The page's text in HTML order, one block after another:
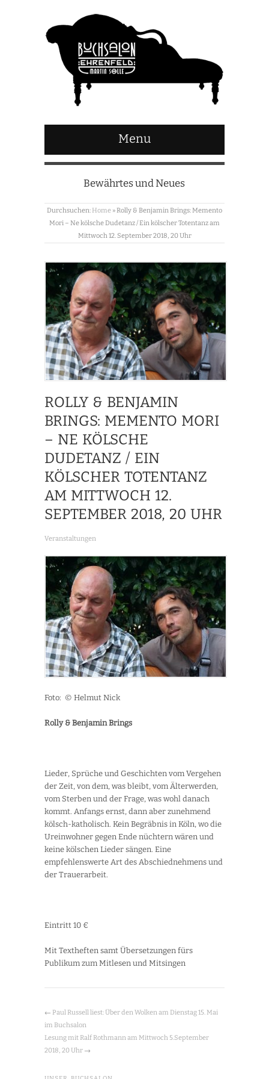
Menu
Bewährtes und Neues
Durchsuchen: Home »Rolly & Benjamin Brings: Memento
Mori – Ne kölsche Dudetanz / Ein kölscher Totentanz am
Mittwoch 12. September 2018, 20 Uhr
ROLLY & BENJAMIN
BRINGS: MEMENTO MORI
– NE KÖLSCHE
DUDETANZ / EIN
KÖLSCHER TOTENTANZ
AM MITTWOCH 12.
SEPTEMBER 2018, 20 UHR
Veranstaltungen
Foto: © Helmut Nick
Rolly & Benjamin Brings
Lieder, Sprüche und Geschichten vom Vergehen
der Zeit, von dem, was bleibt, vom Älterwerden,
vom Sterben und der Frage, was wohl danach
kommt. Anfangs ernst, dann aber zunehmend
kölsch-katholisch. Kein Begräbnis in Köln, wo die
Ureinwohner gegen Ende nüchtern wären und
keine kölschen Lieder sängen. Eine
empfehlenswerte Art des Abschiednehmens und
der Trauerarbeit.
Eintritt 10 €
Mit Textheften samt Übersetzungen fürs
Publikum zum Mitlesen und Mitsingen
← Paul Russell liest: Über den Wolken am Dienstag 15. Mai
im Buchsalon
Lesung mit Ralf Rothmann am Mittwoch 5.September
2018, 20 Uhr →